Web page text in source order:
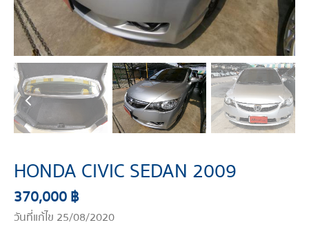
HONDA CIVIC SEDAN 2009
370,000 ฿
วันที่แก้ไข 25/08/2020